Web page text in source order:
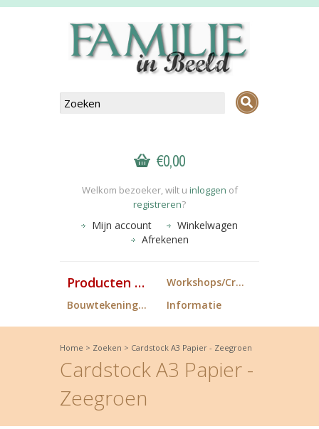
€0,00
Welkom bezoeker, wilt u inloggen of
registreren?
Mijn account
Winkelwagen
Afrekenen
Producten FiB
Workshops/Cropdagen
Bouwtekeningen
Informatie
Home > Zoeken > Cardstock A3 Papier - Zeegroen
Cardstock A3 Papier -
Zeegroen